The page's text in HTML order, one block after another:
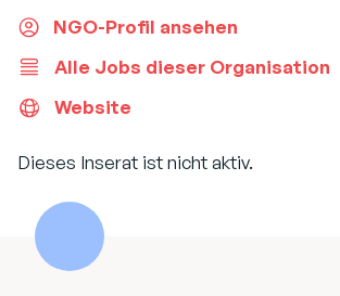
NGO-Profil ansehen
Alle Jobs dieser Organisation
Website
Dieses Inserat ist nicht aktiv.